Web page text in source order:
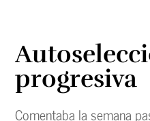
progresiva
Comentaba la semana